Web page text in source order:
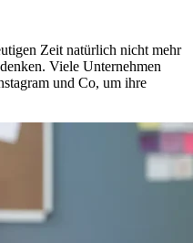
Zeit natürlich nicht mehr
Viele Unternehmen
und Co, um ihre